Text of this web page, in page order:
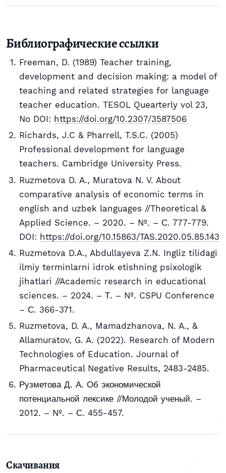
Библиографические ссылки
Freeman, D. (1989) Teacher training,
development and decision making: a model of
teaching and related strategies for language
teacher education. TESOL Quearterly vol 23,
No DOI: https://doi.org/10.2307/3587506
Richards, J.C & Pharrell, T.S.C. (2005)
Professional development for language
teachers. Cambridge University Press.
Ruzmetova D. A., Muratova N. V. About
comparative analysis of economic terms in
english and uzbek languages //Theoretical &
Applied Science. – 2020. – №. – С. 777-779.
DOI: https://doi.org/10.15863/TAS.2020.05.85.143
Ruzmetova D.A., Abdullayeva Z.N. Ingliz tilidagi
ilmiy terminlarni idrok etishning psixologik
jihatlari //Academic research in educational
sciences. – 2024. – Т. – №. CSPU Conference
– С. 366-371.
Ruzmetova, D. A., Mamadzhanova, N. A., &
Allamuratov, G. A. (2022). Research of Modern
Technologies of Education. Journal of
Pharmaceutical Negative Results, 2483-2485.
Рузметова Д. А. Об экономической
потенциальной лексике //Молодой ученый. –
2012. – №. – С. 455-457.
Скачивания